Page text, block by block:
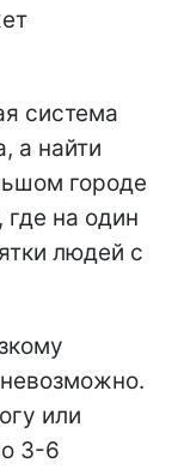
система
а найти
городе
где на один
людей с
или
3-6